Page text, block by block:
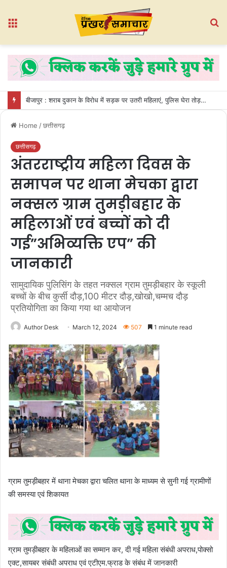
बीजापुर : शराब दुकान के विरोध में सड़क पर उतरी महिलाएं, पुलिस घेरा तोड़कर गेट तोड़ा
Home /छत्तीसगढ़
छत्तीसगढ़
अंतरराष्ट्रीय महिला दिवस के
समापन पर थाना मेचका द्वारा
नक्सल ग्राम तुमड़ीबहार के
महिलाओं एवं बच्चों को दी
गई”अभिव्यक्ति एप” की
जानकारी
सामुदायिक पुलिसिंग के तहत नक्सल ग्राम तुमड़ीबहार के स्कूली
बच्चों के बीच कुर्सी दौड़,100 मीटर दौड़,खोखो,चम्मच दौड़
प्रतियोगिता का किया गया था आयोजन
Author Desk March 12, 2024 507 1 minute read
ग्राम तुमड़ीबहार में थाना मेचका द्वारा चलित थाना के माध्यम से सुनी गई ग्रामीणों
की समस्या एवं शिकायत
ग्राम तुमड़ीबहार के महिलाओं का सम्मान कर, दी गई महिला संबंधी अपराध,पोक्सो
एक्ट,सायबर संबंधी अपराध एवं एटीएम.फ्राड के संबंध में जानकारी